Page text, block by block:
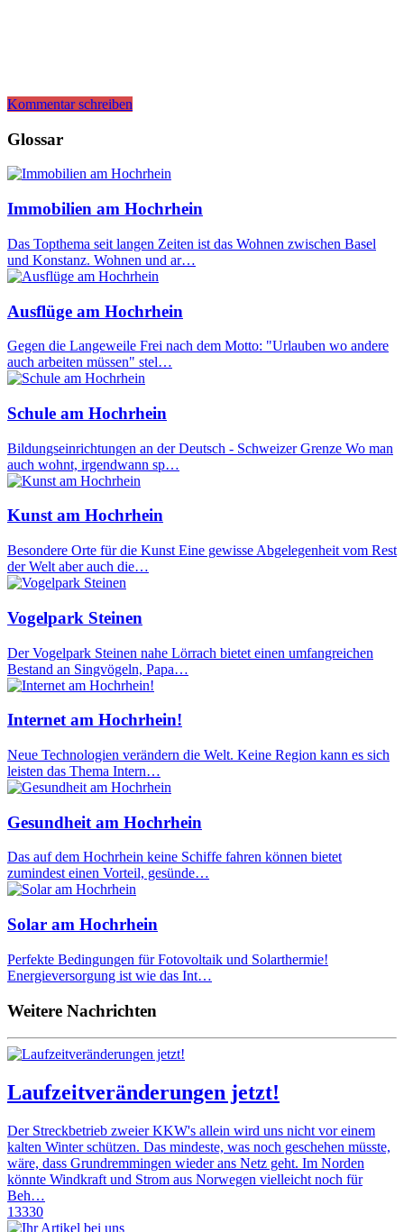
Kommentar schreiben
Glossar
Immobilien am Hochrhein
Das Topthema seit langen Zeiten ist das Wohnen zwischen Basel
und Konstanz. Wohnen und ar…
Ausflüge am Hochrhein
Gegen die Langeweile Frei nach dem Motto: "Urlauben wo andere
auch arbeiten müssen" stel…
Schule am Hochrhein
Bildungseinrichtungen an der Deutsch - Schweizer Grenze Wo man
auch wohnt, irgendwann sp…
Kunst am Hochrhein
Besondere Orte für die Kunst Eine gewisse Abgelegenheit vom Rest
der Welt aber auch die…
Vogelpark Steinen
Der Vogelpark Steinen nahe Lörrach bietet einen umfangreichen
Bestand an Singvögeln, Papa…
Internet am Hochrhein!
Neue Technologien verändern die Welt. Keine Region kann es sich
leisten das Thema Intern…
Gesundheit am Hochrhein
Das auf dem Hochrhein keine Schiffe fahren können bietet
zumindest einen Vorteil, gesünde…
Solar am Hochrhein
Perfekte Bedingungen für Fotovoltaik und Solarthermie!
Energieversorgung ist wie das Int…
Weitere Nachrichten
Laufzeitveränderungen jetzt!
Der Streckbetrieb zweier KKW's allein wird uns nicht vor einem
kalten Winter schützen. Das mindeste, was noch geschehen müsste,
wäre, dass Grundremmingen wieder ans Netz geht. Im Norden
könnte Windkraft und Strom aus Norwegen vielleicht noch für
Beh…
13330